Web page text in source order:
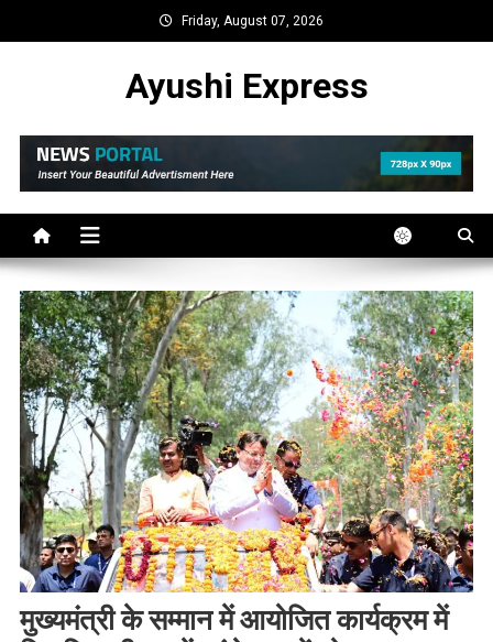
to
Friday, August 07, 2026
Ayushi Express
मुख्यमंत्री के सम्मान में आयोजित कार्यक्रम में